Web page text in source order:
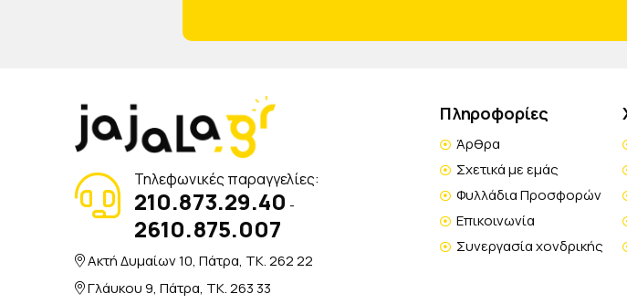
Τηλεφωνικές παραγγελίες:
210.873.29.40 -
2610.875.007
Ακτή Δυμαίων 10, Πάτρα, TK. 262 22
Γλάυκου 9, Πάτρα, TK. 263 33
Πληροφορίες
Άρθρα
Σχετικά με εμάς
Φυλλάδια Προσφορών
Επικοινωνία
Συνεργασία χονδρικής